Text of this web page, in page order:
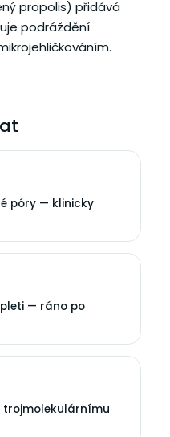
propolis) přidává
podráždění
póry — klinicky
— ráno po